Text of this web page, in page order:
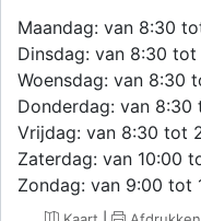
Maandag: van 8:30
Dinsdag: van 8:30 tot
Woensdag: van 8:30
Donderdag: van 8:30
Vrijdag: van 8:30 tot
Zaterdag: van 10:00
Zondag: van 9:00 tot